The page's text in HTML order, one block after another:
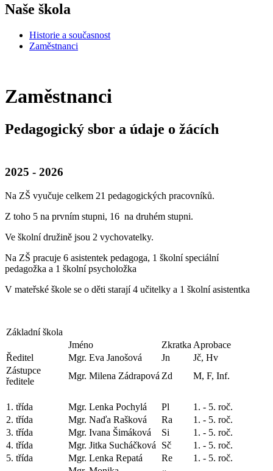
Naše škola
Historie a současnost
Zaměstnanci
Zaměstnanci
Pedagogický sbor a údaje o žácích
2025 - 2026
Na ZŠ vyučuje celkem 21 pedagogických pracovníků.
Z toho 5 na prvním stupni, 16 na druhém stupni.
Ve školní družině jsou 2 vychovatelky.
Na ZŠ pracuje 6 asistentek pedagoga, 1 školní speciální
pedagožka a 1 školní psycholožka
V mateřské škole se o děti starají 4 učitelky a 1 školní asistentka
Základní škola
Jméno
Zkratka Aprobace
Ředitel
Mgr. Eva Janošová Jn
Jč, Hv
Zástupce
ředitele
Mgr. Milena Zádrapová Zd M, F, Inf.
1. třída Mgr. Lenka Pochylá Pl
1. - 5. roč.
2. třída
Mgr. Naďa Rašková Ra
1. - 5. roč.
3. třída
Mgr. Ivana Šimáková Si
1. - 5. roč.
4. třída
Mgr. Jitka Sucháčková Sč
1. - 5. roč.
5. třída
Mgr. Lenka Repatá Re
1. - 5. roč.